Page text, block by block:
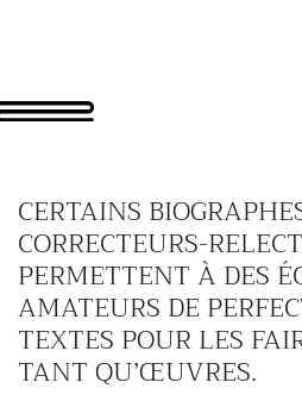
CERTAINS
CORRECTEURS-
PERMETTENT À DES
AMATEURS DE
TEXTES POUR LES
TANT QU’ŒUVRES.